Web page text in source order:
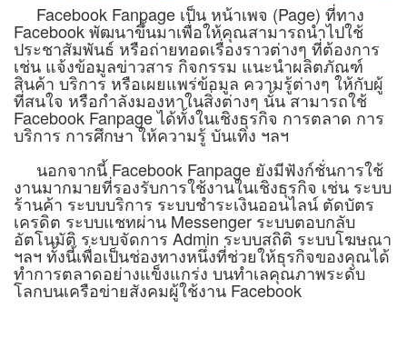
Facebook Fanpage เป็น หน้าเพจ (Page) ที่ทาง
Facebook พัฒนาขึ้นมาเพื่อให้คุณสามารถนำไปใช้
ประชาสัมพันธ์ หรือถ่ายทอดเรื่องราวต่างๆ ที่ต้องการ
เช่น แจ้งข้อมูลข่าวสาร กิจกรรม แนะนำผลิตภัณฑ์
สินค้า บริการ หรือเผยแพร่ข้อมูล ความรู้ต่างๆ ให้กับผู้
ที่สนใจ หรือกำลังมองหาในสิ่งต่างๆ นั้น สามารถใช้
Facebook Fanpage ได้ทั้งในเชิงธุรกิจ การตลาด การ
บริการ การศึกษา ให้ความรู้ บันเทิง ฯลฯ
นอกจากนี้ Facebook Fanpage ยังมีฟังก์ชั่นการใช้
งานมากมายที่รองรับการใช้งานในเชิงธุรกิจ เช่น ระบบ
ร้านค้า ระบบบริการ ระบบชำระเงินออนไลน์ ตัดบัตร
เครดิต ระบบแชทผ่าน Messenger ระบบตอบกลับ
อัตโนมัติ ระบบจัดการ Admin ระบบสถิติ ระบบโฆษณา
ฯลฯ ทั้งนี้เพื่อเป็นช่องทางหนึ่งที่ช่วยให้ธุรกิจของคุณได้
ทำการตลาดอย่างแข็งแกร่ง บนทำเลคุณภาพระดับ
โลกบนเครือข่ายสังคมผู้ใช้งาน Facebook